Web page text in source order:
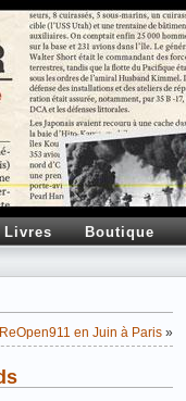
Livres Boutique
en Juin à Paris »